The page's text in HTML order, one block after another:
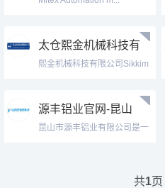
Ltd.
太仓熙金机械科技有
限公司Sikkim
LTD.
熙金机械科技有限公司Sikkim
源丰铝业官网-昆山
市源丰铝业有限公司
昆山市源丰铝业有限公司是一
共1页